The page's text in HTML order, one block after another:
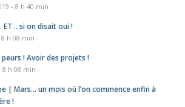
- 8 h 40 min
ET .. si on disait oui !
h 08 min
peurs ! Avoir des projets !
8 h 08 min
| Mars… un mois où l’on commence enfin à
!